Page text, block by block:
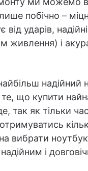
побічно –
від ударів,
живлення) і
надійний
що купити
так як тільки
вибрати
і